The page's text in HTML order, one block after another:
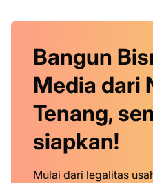
Bangun
Media dari
Tenang,
siapkan!
Mulai dari legalitas